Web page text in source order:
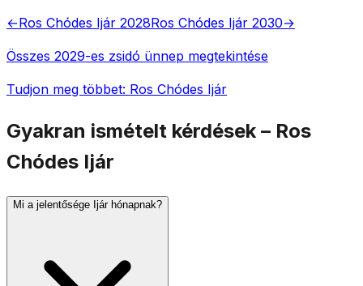
←Ros Chódes Ijár 2028Ros Chódes Ijár 2030→
Összes 2029-es zsidó ünnep megtekintése
Tudjon meg többet: Ros Chódes Ijár
Gyakran ismételt kérdések – Ros
Chódes Ijár
Mi a jelentősége Ijár hónapnak?